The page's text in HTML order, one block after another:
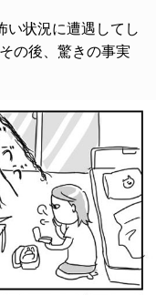
い状況に遭遇してし
の後、驚きの事実